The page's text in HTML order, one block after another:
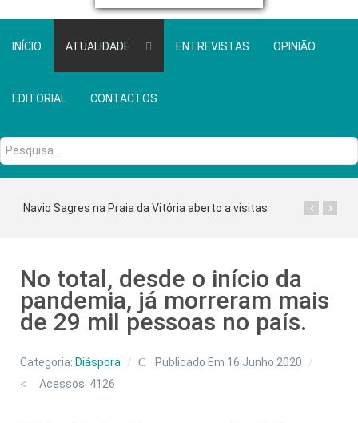
INÍCIO ATUALIDADE ENTREVISTAS OPINIÃO
EDITORIAL CONTACTOS
Pesquisa...
Navio Sagres na Praia da Vitória aberto a visitas ›
‹
No total, desde o início da
pandemia, já morreram mais
de 29 mil pessoas no país.
Categoria: Diáspora
Publicado Em 16 Junho 2020
Acessos: 4126